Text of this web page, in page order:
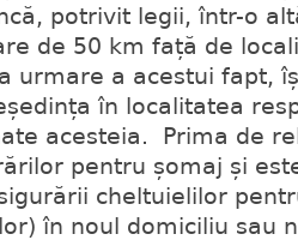
potrivit legii, într-o
de 50 km față de
urmare a acestui fapt,
în localitatea
acesteia. Prima de
pentru șomaj și
cheltuielilor
în noul domiciliu sau